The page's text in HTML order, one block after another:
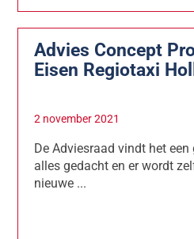
Advies Concept
Eisen Regiotaxi
2 november 2021
De Adviesraad vindt het
alles gedacht en er wordt
nieuwe ...